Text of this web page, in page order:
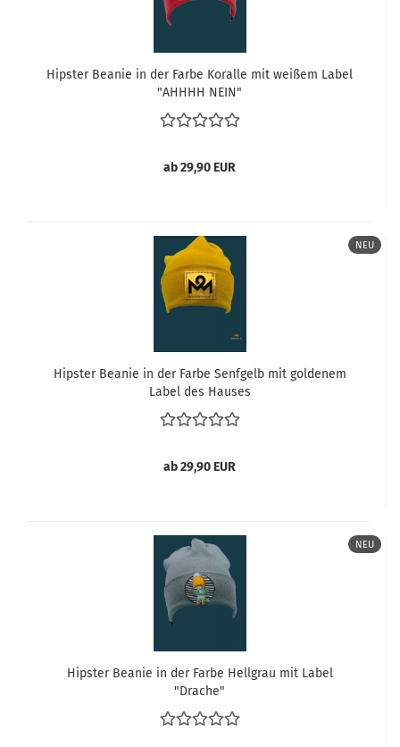
Hipster Beanie in der Farbe Koralle mit weißem Label
"AHHHH NEIN"
ab 29,90 EUR
NEU
Hipster Beanie in der Farbe Senfgelb mit goldenem
Label des Hauses
ab 29,90 EUR
NEU
Hipster Beanie in der Farbe Hellgrau mit Label
"Drache"